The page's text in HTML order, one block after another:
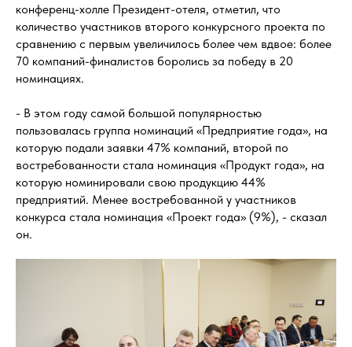
конференц-холле Президент-отеля, отметил, что
количество участников второго конкурсного проекта по
сравнению с первым увеличилось более чем вдвое: более
70 компаний-финалистов боролись за победу в 20
номинациях.
- В этом году самой большой популярностью
пользовалась группа номинаций «Предприятие года», на
которую подали заявки 47% компаний, второй по
востребованности стала номинация «Продукт года», на
которую номинировали свою продукцию 44%
предприятий. Менее востребованной у участников
конкурса стала номинация «Проект года» (9%), - сказал
он.